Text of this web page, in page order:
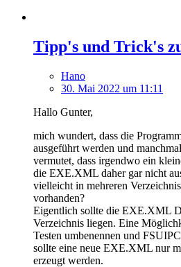
Tipp's und Trick's
Hano
30. Mai 2022 um 11:11
Hallo Gunter,
mich wundert, dass die
ausgeführt werden und
vermutet, dass irgendwo ein
die EXE.XML daher gar nicht
vielleicht in mehreren
vorhanden?
Eigentlich sollte die EXE.XML
Verzeichnis liegen. Eine
Testen umbenennen und
sollte eine neue EXE.XML nur
erzeugt werden.